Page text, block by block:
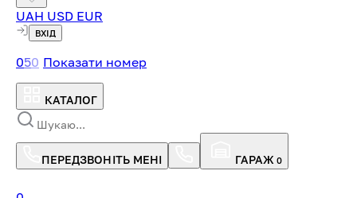
UAH USD EUR
ВХІД
050 Показати номер
КАТАЛОГ
ПЕРЕДЗВОНІТЬ МЕНІ ГАРАЖ 0